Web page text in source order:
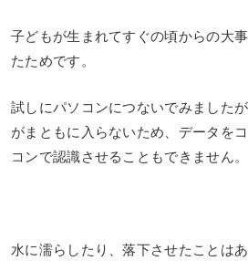
子どもが生まれてすぐの頃からの大
たためです。
試しにパソコンにつないでみました
がまともに入らないため、データを
コンで認識させることもできません。
水に濡らしたり、落下させたことはあ